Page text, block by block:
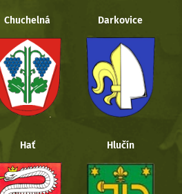
Chuchelná Darkovice
Hať Hlučín